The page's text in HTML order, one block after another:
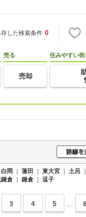
した検索条件 0
売る
売却
住みやすい
白岡 ｜ 蓮田 ｜ 東大宮 ｜ 土呂 ｜
鎌倉 ｜ 鎌倉 ｜ 逗子
3 4 5 …